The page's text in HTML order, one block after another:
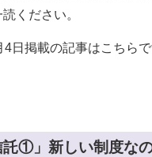
ください。
日掲載の記事はこちらで
託①」新しい制度な